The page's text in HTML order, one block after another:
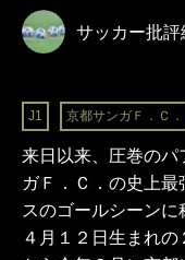
サッカー批評
J1 京都サンガＦ．Ｃ．
来日以来、圧巻のパ
ガＦ．Ｃ．の史上
スのゴールシーン
４月１２日生まれ